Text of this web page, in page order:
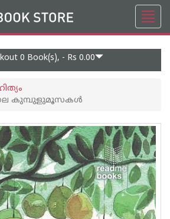
0 Book(s), - Rs 0.00
കുമ്പുളുമൂസകള്‍